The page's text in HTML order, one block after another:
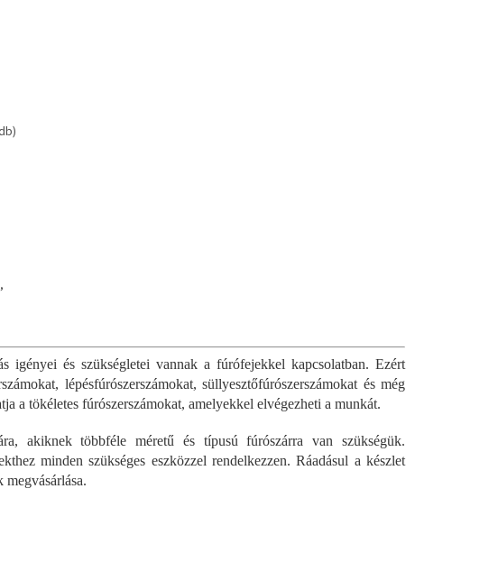
i
s
t
a
i
á
n
y
igényei és szükségletei vannak a fúrófejekkel kapcsolatban. Ezért
lépésfúrószerszámokat, süllyesztőfúrószerszámokat és még
a tökéletes fúrószerszámokat, amelyekkel elvégezheti a munkát.
akiknek többféle méretű és típusú fúrószárra van szükségük.
minden szükséges eszközzel rendelkezzen. Ráadásul a készlet